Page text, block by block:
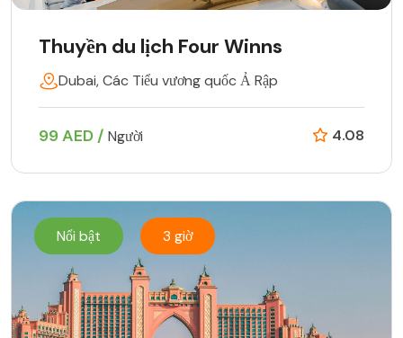
Thuyền du lịch Four Winns
Dubai, Các Tiểu vương quốc Ả Rập
99 AED / Người 4.08
Nổi bật 3 giờ